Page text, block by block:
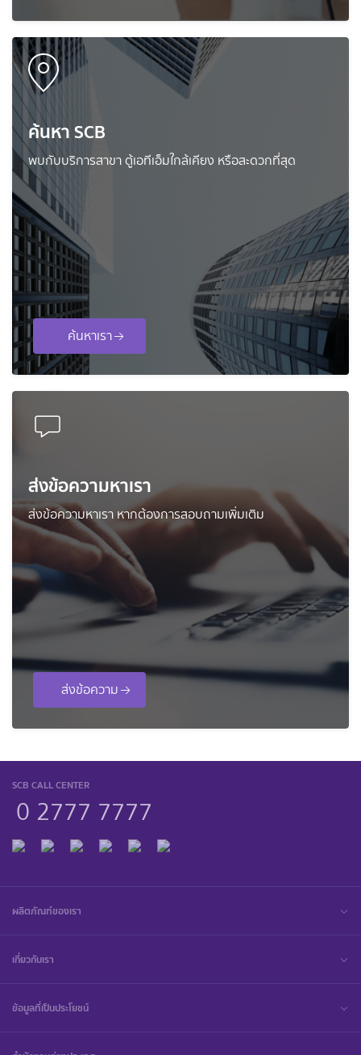
ค้นหา SCB
พบกับบริการสาขา ตู้เอทีเอ็มใกล้เคียง หรือสะดวกที่สุด
ค้นหาเรา
ส่งข้อความหาเรา
ส่งข้อความหาเรา หากต้องการสอบถามเพิ่มเติม
ส่งข้อความ
SCB CALL CENTER
0 2777 7777
ผลิตภัณฑ์ของเรา
เกี่ยวกับเรา
ข้อมูลที่เป็นประโยชน์